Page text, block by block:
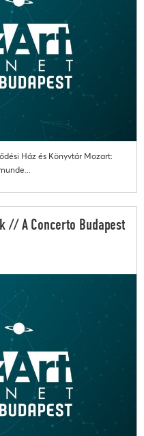
Ház és Könyvtár Mozart:
// A Concerto Budapest